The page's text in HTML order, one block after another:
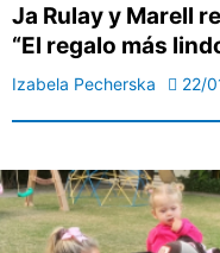
Ja Rulay y Marell
“El regalo más
Izabela Pecherska 22/